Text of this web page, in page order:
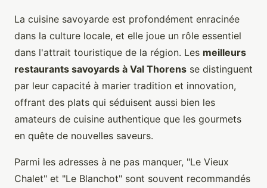
La cuisine savoyarde est profondément enracinée
dans la culture locale, et elle joue un rôle essentiel
dans l'attrait touristique de la région. Les meilleurs
restaurants savoyards à Val Thorens se distinguent
par leur capacité à marier tradition et innovation,
offrant des plats qui séduisent aussi bien les
amateurs de cuisine authentique que les gourmets
en quête de nouvelles saveurs.
Parmi les adresses à ne pas manquer, "Le Vieux
Chalet" et "Le Blanchot" sont souvent recommandés